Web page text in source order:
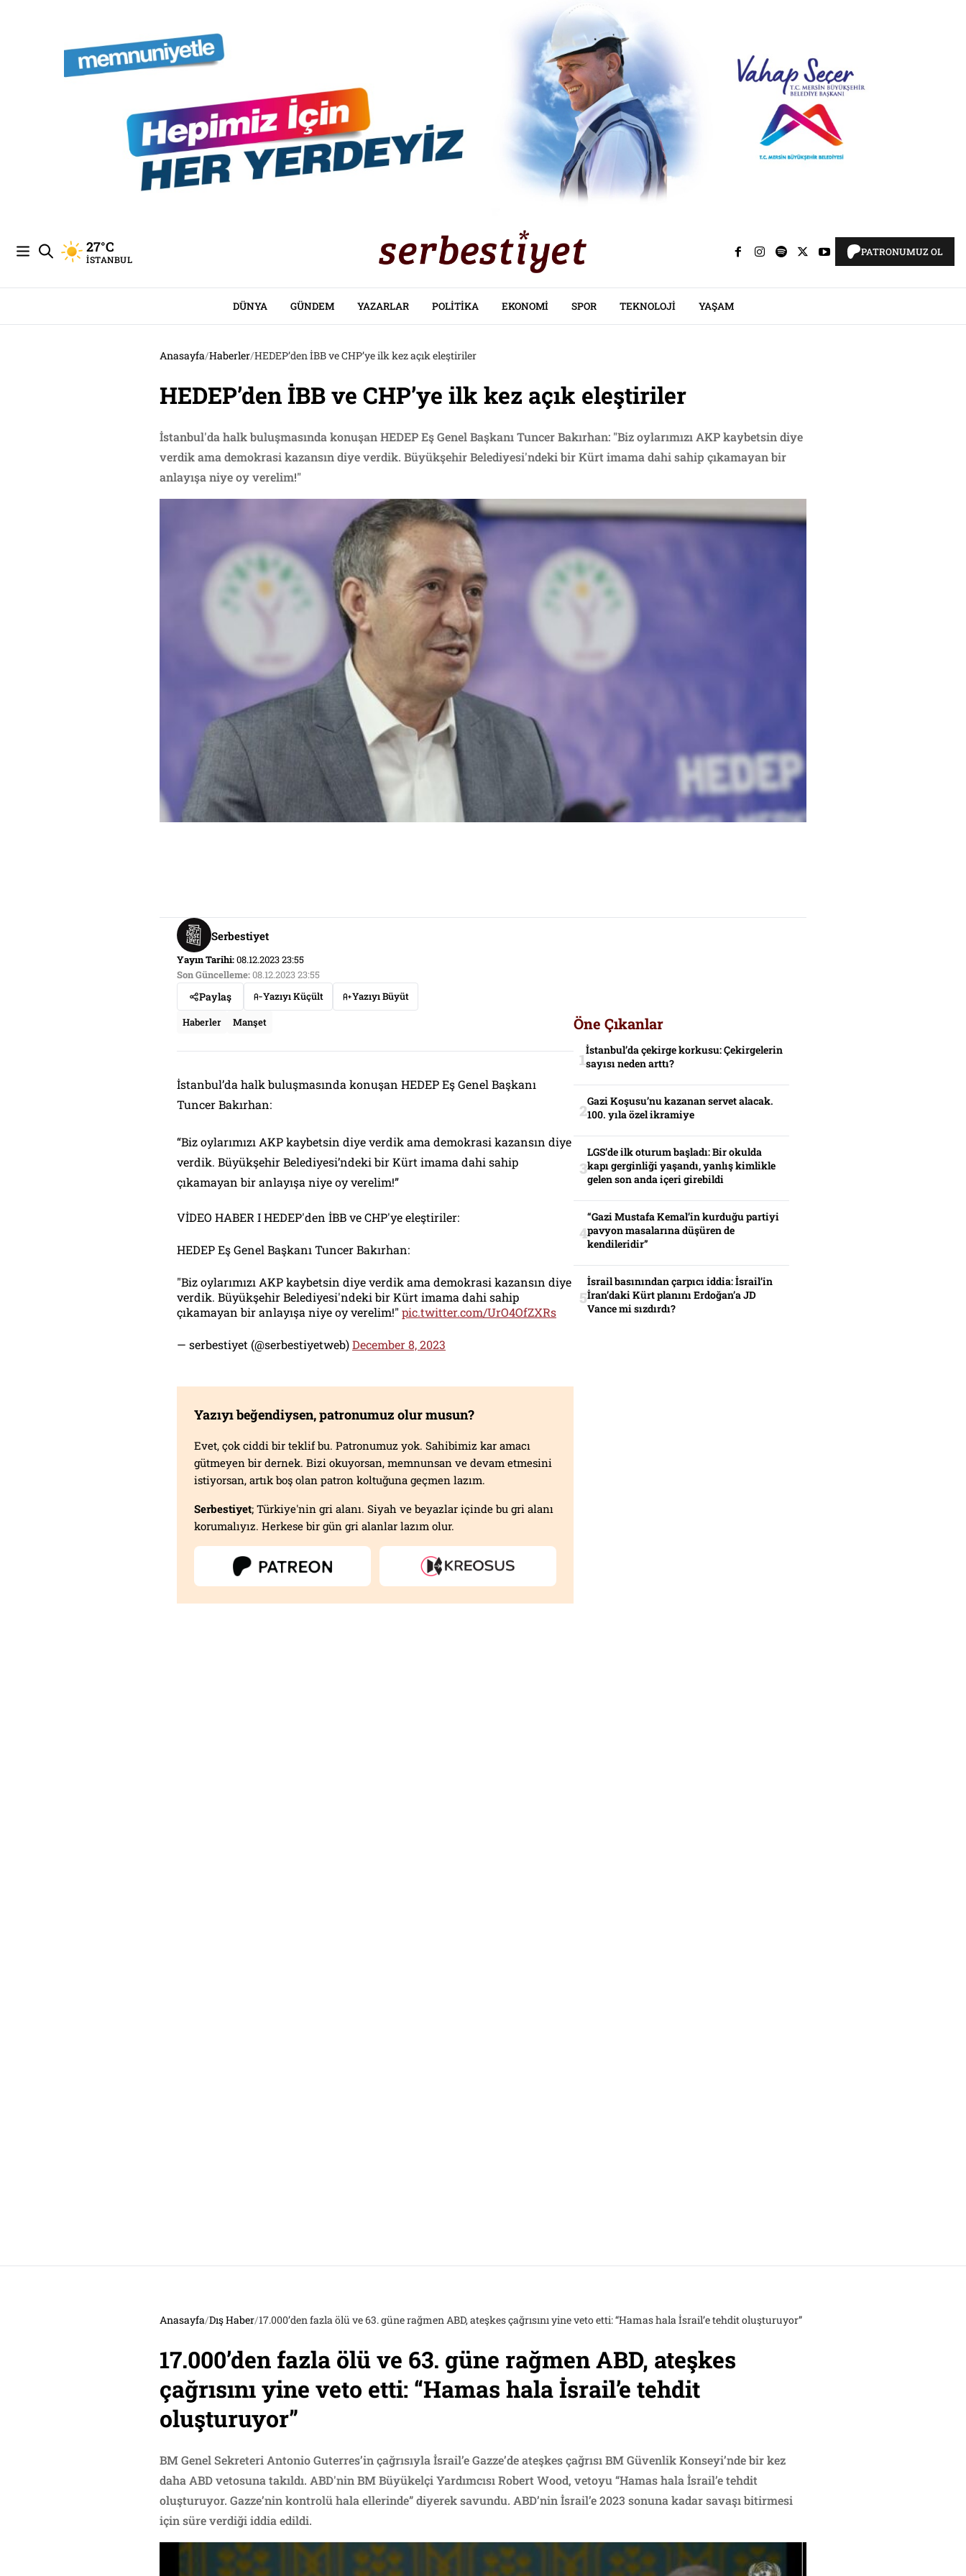
27°C
İSTANBUL
PATRONUMUZ OL
DÜNYA GÜNDEM YAZARLAR POLITIKA EKONOMI SPOR TEKNOLOJI YAŞAM
Anasayfa/Haberler/HEDEP’den İBB ve CHP’ye ilk kez açık eleştiriler
HEDEP’den İBB ve CHP’ye ilk kez açık eleştiriler
İstanbul'da halk buluşmasında konuşan HEDEP Eş Genel Başkanı Tuncer Bakırhan: "Biz oylarımızı AKP kaybetsin diye
verdik ama demokrasi kazansın diye verdik. Büyükşehir Belediyesi'ndeki bir Kürt imama dahi sahip çıkamayan bir
anlayışa niye oy verelim!"
Serbestiyet
Yayın Tarihi:08.12.2023 23:55
Son Güncelleme:08.12.2023 23:55
Paylaş Yazıyı Küçült
Yazıyı Büyüt
Haberler
Manşet
İstanbul’da halk buluşmasında konuşan HEDEP Eş Genel Başkanı
Tuncer Bakırhan:
“Biz oylarımızı AKP kaybetsin diye verdik ama demokrasi kazansın diye
verdik. Büyükşehir Belediyesi’ndeki bir Kürt imama dahi sahip
çıkamayan bir anlayışa niye oy verelim!”
VİDEO HABER I HEDEP'den İBB ve CHP'ye eleştiriler:
HEDEP Eş Genel Başkanı Tuncer Bakırhan:
"Biz oylarımızı AKP kaybetsin diye verdik ama demokrasi kazansın diye
verdik. Büyükşehir Belediyesi'ndeki bir Kürt imama dahi sahip
çıkamayan bir anlayışa niye oy verelim!" pic.twitter.com/UrO4OfZXRs
— serbestiyet (@serbestiyetweb)December 8, 2023
Yazıyı beğendiysen, patronumuz olur musun?
Evet, çok ciddi bir teklif bu. Patronumuz yok. Sahibimiz kar amacı
gütmeyen bir dernek. Bizi okuyorsan, memnunsan ve devam etmesini
istiyorsan, artık boş olan patron koltuğuna geçmen lazım.
Serbestiyet; Türkiye'nin gri alanı. Siyah ve beyazlar içinde bu gri alanı
korumalıyız. Herkese bir gün gri alanlar lazım olur.
Öne Çıkanlar
İstanbul’da çekirge korkusu: Çekirgelerin
sayısı neden arttı?
Gazi Koşusu’nu kazanan servet alacak.
100. yıla özel ikramiye
LGS’de ilk oturum başladı: Bir okulda
kapı gerginliği yaşandı, yanlış kimlikle
gelen son anda içeri girebildi
“Gazi Mustafa Kemal’in kurduğu partiyi
pavyon masalarına düşüren de
kendileridir”
İsrail basınından çarpıcı iddia: İsrail’in
İran’daki Kürt planını Erdoğan’a JD
Vance mi sızdırdı?
Anasayfa/Dış Haber/17.000’den fazla ölü ve 63. güne rağmen ABD, ateşkes çağrısını yine veto etti: “Hamas hala İsrail’e tehdit oluşturuyor”
17.000’den fazla ölü ve 63. güne rağmen ABD, ateşkes
çağrısını yine veto etti: “Hamas hala İsrail’e tehdit
oluşturuyor”
BM Genel Sekreteri Antonio Guterres’in çağrısıyla İsrail’e Gazze’de ateşkes çağrısı BM Güvenlik Konseyi’nde bir kez
daha ABD vetosuna takıldı. ABD'nin BM Büyükelçi Yardımcısı Robert Wood, vetoyu “Hamas hala İsrail’e tehdit
oluşturuyor. Gazze’nin kontrolü hala ellerinde” diyerek savundu. ABD’nin İsrail’e 2023 sonuna kadar savaşı bitirmesi
için süre verdiği iddia edildi.